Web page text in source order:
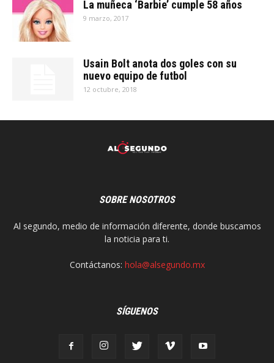
La muñeca ‘Barbie’ cumple 58 años
9 marzo, 2017
Usain Bolt anota dos goles con su
nuevo equipo de futbol
12 octubre, 2018
SOBRE NOSOTROS
Al segundo, medio de información diferente, donde buscamos
la noticia para ti.
Contáctanos: hola@alsegundo.mx
SÍGUENOS